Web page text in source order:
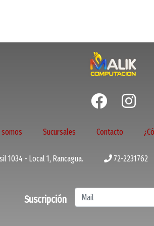
somos Sucursales Contacto
1034 - Local 1, Rancagua. 72-2231762
Suscripción